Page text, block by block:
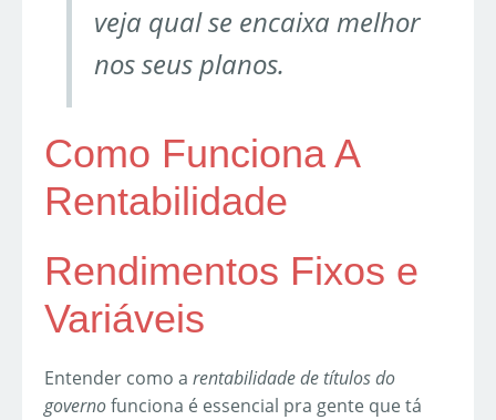
veja qual se encaixa melhor
nos seus planos.
Como Funciona A
Rentabilidade
Rendimentos Fixos e
Variáveis
Entender como a rentabilidade de títulos do
governofunciona é essencial pra gente que tá